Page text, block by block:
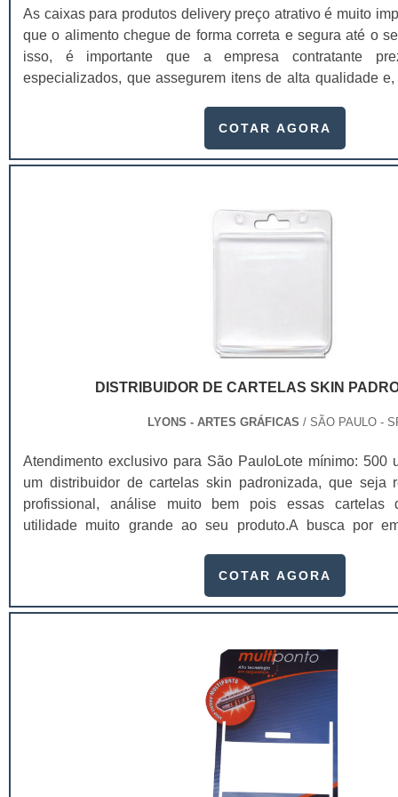
As caixas para produtos delivery preço atrativo é muito
que o alimento chegue de forma correta e segura até o
isso, é importante que a empresa contratante
especializados, que assegurem itens de alta qualidade
minucioso quanto o preparo do alimento. Para isso, a
armazenagem, características biodegradáveis,
costumam ser solicitado por donos e gestores de
manutenção da temperatura vai depender muito do
embalagens de papel têm grande capacidade de reter
COTAR AGORA
DISTRIBUIDOR DE CARTELAS SKIN
LYONS - ARTES GRÁFICAS / SÃO PAULO -
Atendimento exclusivo para São PauloLote mínimo: 500
um distribuidor de cartelas skin padronizada, que seja
profissional, análise muito bem pois essas cartelas
utilidade muito grande ao seu produto.A busca por
assegurar aos clientes características pontuais no
cores e qualidade de impressão;Aplicação de
entrega;Acabamento de precisão; As cartelas skin,
embalar diversos itens, tais como pregos, parafusos,
de metal rígidas, velas de aniversário, ferragens,
outros produtos variados que se pode encontrar.De modo
padronizadas são utensílios fabricados para serem
embalagens dos produtos e promover uma certa
posicionados em prateleiras e vitrines de vendas.Ou seja,
COTAR AGORA